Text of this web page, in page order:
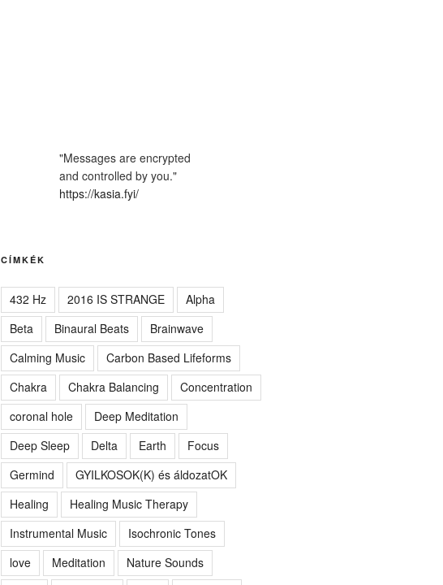
"Messages are encrypted
and controlled by you."
https://kasia.fyi/
CÍMKÉK
432 Hz 2016 IS STRANGE
Alpha
Beta
Binaural Beats
Brainwave
Calming Music
Carbon Based Lifeforms
Chakra
Chakra Balancing
Concentration
coronal hole
Deep Meditation
Deep Sleep
Delta Earth
Focus
Germind
GYILKOSOK(K) és áldozatOK
Healing
Healing Music Therapy
Instrumental Music
Isochronic Tones
love
Meditation
Nature Sounds